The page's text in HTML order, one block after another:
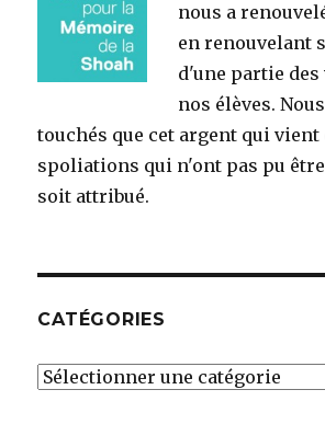
nous a
en renouvelant
d'une partie des
nos élèves.
touchés que cet argent qui vient
spoliations qui n'ont pas pu
soit attribué.
CATÉGORIES
Catégories